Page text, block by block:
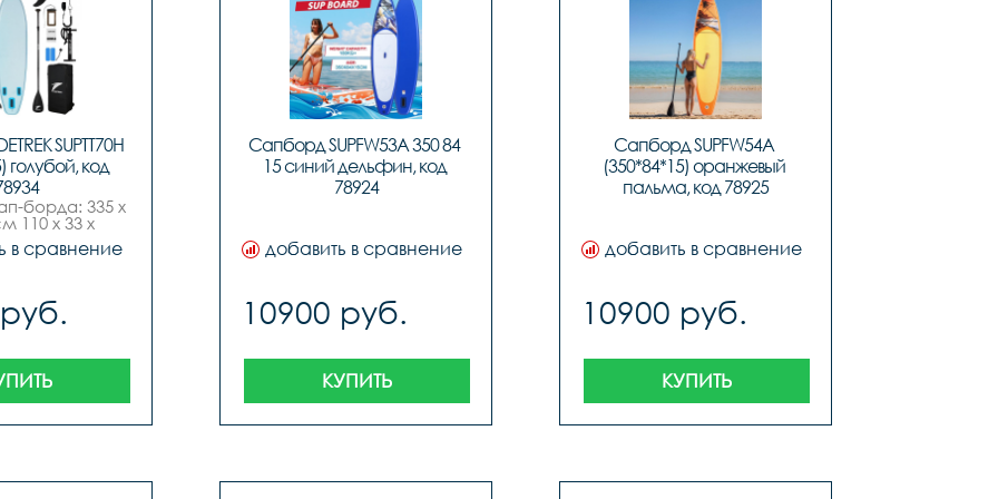
давления, рюкзак для
переноски,
водонепроницаемый
чехол для телефона,
ремонтный комплект,
инструкция
SUPTT70H
голубой, код
борда: 335 х
110 х 33 х
15 psi 1
в
11.9
89 х 38
sup-
в сравнение
Сапборд SUPFW53A 350 84
15 синий дельфин, код
78924
добавить в сравнение
10900 руб.
КУПИТЬ
Сапборд SUPFW54A
(350*84*15) оранжевый
пальма, код 78925
добавить в сравнение
10900 руб.
КУПИТЬ